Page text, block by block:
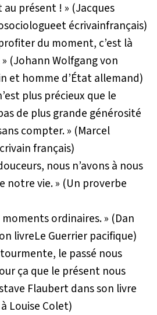
présent ! » (Jacques
écrivainfrançais)
du moment, c’est là
» (Johann Wolfgang von
et homme d’État allemand)
plus précieux que le
de plus grande générosité
compter. » (Marcel
français)
nous n’avons à nous
notre vie. » (Un proverbe
moments ordinaires. » (Dan
livreLe Guerrier pacifique)
tourmente, le passé nous
ça que le présent nous
Flaubert dans son livre
Louise Colet)